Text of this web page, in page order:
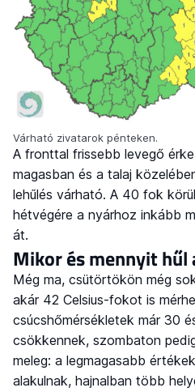
Várható zivatarok pénteken.
A fronttal frissebb levegő
magasban és a talaj
lehűlés várható. A 40 fok
hétvégére a nyárhoz inkább
át.
Mikor és mennyit hűl
Még ma, csütörtökön még
akár 42 Celsius-fokot is
csúcshőmérsékletek már 30
csökkennek, szombaton
meleg: a legmagasabb
alakulnak, hajnalban több